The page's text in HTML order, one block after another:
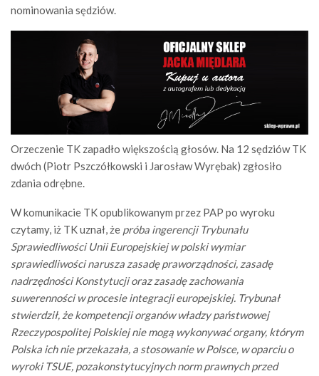
nominowania sędziów.
Orzeczenie TK zapadło większością głosów. Na 12 sędziów TK
dwóch (Piotr Pszczółkowski i Jarosław Wyrębak) zgłosiło
zdania odrębne.
W komunikacie TK opublikowanym przez PAP po wyroku
czytamy, iż TK uznał, że próba ingerencji Trybunału
Sprawiedliwości Unii Europejskiej w polski wymiar
sprawiedliwości narusza zasadę praworządności, zasadę
nadrzędności Konstytucji oraz zasadę zachowania
suwerenności w procesie integracji europejskiej. Trybunał
stwierdził, że kompetencji organów władzy państwowej
Rzeczypospolitej Polskiej nie mogą wykonywać organy, którym
Polska ich nie przekazała, a stosowanie w Polsce, w oparciu o
wyroki TSUE, pozakonstytucyjnych norm prawnych przed